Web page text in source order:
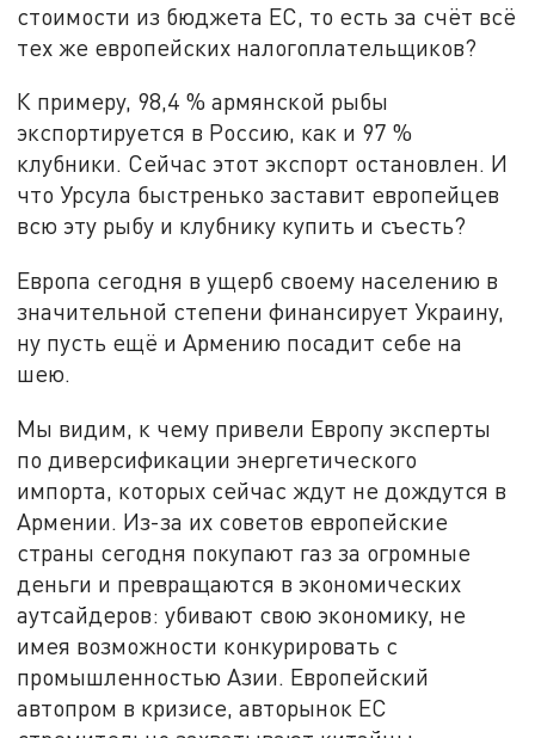
стоимости из бюджета ЕС, то есть за счёт всё
тех же европейских налогоплательщиков?
К примеру, 98,4 % армянской рыбы
экспортируется в Россию, как и 97 %
клубники. Сейчас этот экспорт остановлен. И
что Урсула быстренько заставит европейцев
всю эту рыбу и клубнику купить и съесть?
Европа сегодня в ущерб своему населению в
значительной степени финансирует Украину,
ну пусть ещё и Армению посадит себе на
шею.
Мы видим, к чему привели Европу эксперты
по диверсификации энергетического
импорта, которых сейчас ждут не дождутся в
Армении. Из-за их советов европейские
страны сегодня покупают газ за огромные
деньги и превращаются в экономических
аутсайдеров: убивают свою экономику, не
имея возможности конкурировать с
промышленностью Азии. Европейский
автопром в кризисе, авторынок ЕС